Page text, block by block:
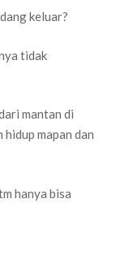
keluar?
tidak
mantan di
mapan dan
hanya bisa